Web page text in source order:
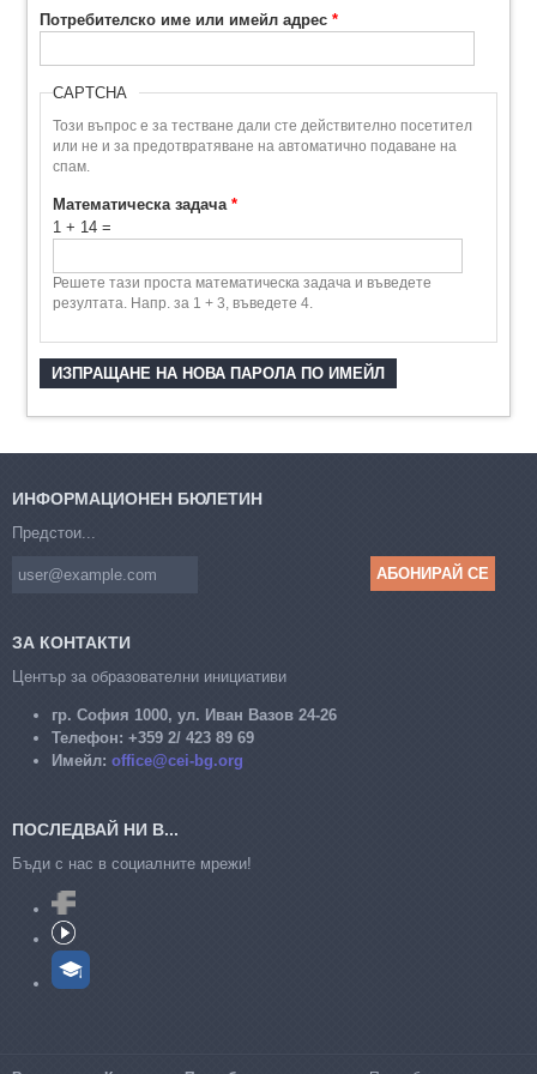
Потребителско име или имейл адрес*
CAPTCHA
Този въпрос е за тестване дали сте действително посетител
или не и за предотвратяване на автоматично подаване на
спам.
Математическа задача*
1 + 14 =
Решете тази проста математическа задача и въведете
резултата. Напр. за 1 + 3, въведете 4.
ИНФОРМАЦИОНЕН БЮЛЕТИН
Предстои...
ЗА КОНТАКТИ
Център за образователни инициативи
гр. София 1000, ул. Иван Вазов 24-26
Телефон: +359 2/ 423 89 69
Имейл: office@cei-bg.org
ПОСЛЕДВАЙ НИ В...
Бъди с нас в социалните мрежи!